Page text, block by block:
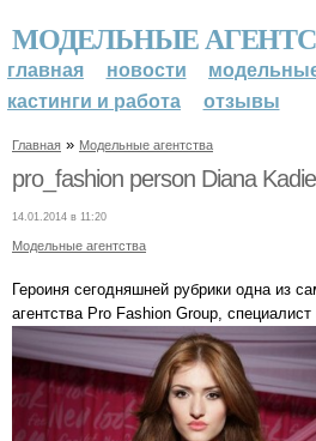
МОДЕЛЬНЫЕ
главная новости
кастинги и работа
отзывы
Главная » Модельные агентства
pro_fashion person Diana
14.01.2014 в 11:20
Модельные агентства
Героиня сегодняшней рубрики одна из
агентства Pro Fashion Group,